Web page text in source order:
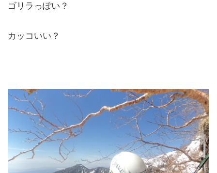
ゴリラっぽい？
カッコいい？